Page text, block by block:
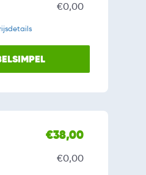
€0,00
€38,00
€0,00